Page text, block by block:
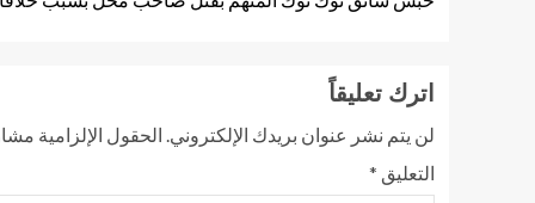
اترك تعليقاً
لن يتم نشر عنوان بريدك الإلكتروني. الحقول الإلزامية مشار
التعليق *